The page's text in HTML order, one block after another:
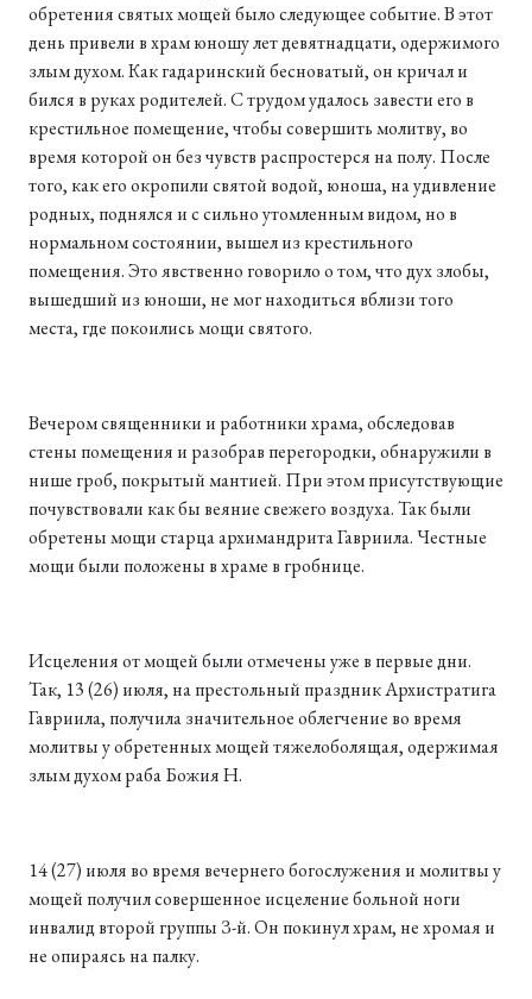
обретения святых мощей было следующее событие. В этот
день привели в храм юношу лет девятнадцати, одержимого
злым духом. Как гадаринский бесноватый, он кричал и
бился в руках родителей. С трудом удалось завести его в
крестильное помещение, чтобы совершить молитву, во
время которой он без чувств распростерся на полу. После
того, как его окропили святой водой, юноша, на удивление
родных, поднялся и с сильно утомленным видом, но в
нормальном состоянии, вышел из крестильного
помещения. Это явственно говорило о том, что дух злобы,
вышедший из юноши, не мог находиться вблизи того
места, где покоились мощи святого.
Вечером священники и работники храма, обследовав
стены помещения и разобрав перегородки, обнаружили в
нише гроб, покрытый мантией. При этом присутствующие
почувствовали как бы веяние свежего воздуха. Так были
обретены мощи старца архимандрита Гавриила. Честные
мощи были положены в храме в гробнице.
Исцеления от мощей были отмечены уже в первые дни.
Так, 13 (26) июля, на престольный праздник Архистратига
Гавриила, получила значительное облегчение во время
молитвы у обретенных мощей тяжелоболящая, одержимая
злым духом раба Божия Н.
14 (27) июля во время вечернего богослужения и молитвы у
мощей получил совершенное исцеление больной ноги
инвалид второй группы З-й. Он покинул храм, не хромая и
не опираясь на палку.